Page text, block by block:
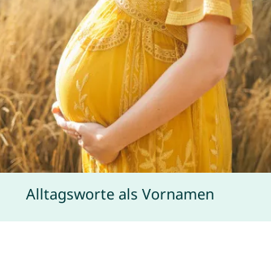
Alltagsworte als Vornamen